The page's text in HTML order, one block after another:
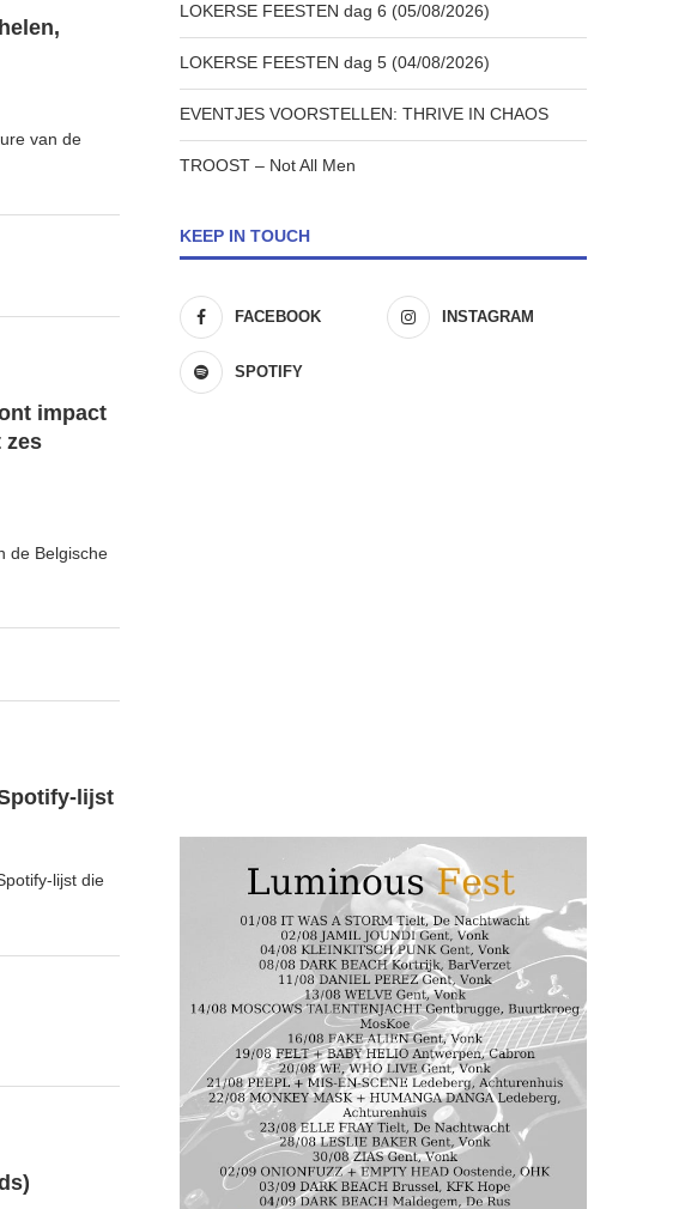
van de
impact
zes
de Belgische
lijst
lijst die
LOKERSE FEESTEN dag 6 (05/08/2026)
LOKERSE FEESTEN dag 5 (04/08/2026)
EVENTJES VOORSTELLEN: THRIVE IN CHAOS
TROOST – Not All Men
KEEP IN TOUCH
FACEBOOK INSTAGRAM
SPOTIFY